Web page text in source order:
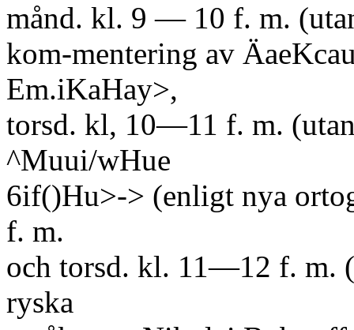
månd. kl. 9 — 10 f. m.
kom-mentering av
Em.iKaHay>,
torsd. kl, 10—11 f. m.
^Muui/wHue
6if()Hu>-> (enligt nya
f. m.
och torsd. kl. 11—12 f. m.
ryska